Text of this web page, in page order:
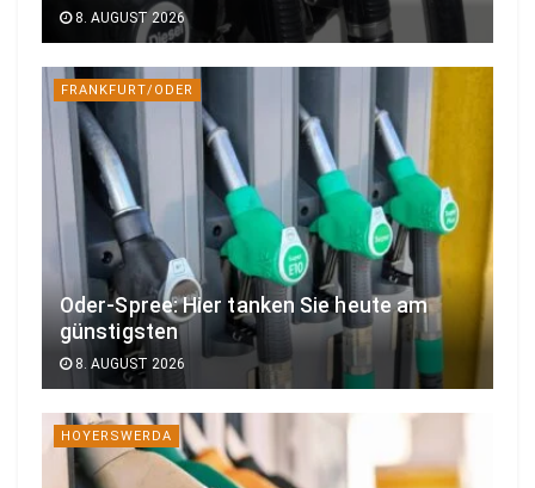
8. AUGUST 2026
FRANKFURT/ODER
Oder-Spree: Hier tanken Sie heute am
günstigsten
8. AUGUST 2026
HOYERSWERDA